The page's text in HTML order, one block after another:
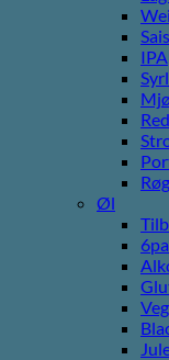
IPA
Øl